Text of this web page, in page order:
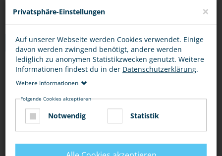
TIPPS
VORSICHT BEI GRATISANGEBOTEN ONLINE-SHOPS
Bei scheinbar kostenlosen Angeboten, die sofort
eine Registrierung erfordern, solltest du stutzig
werden. Oft sind sie nicht wirklich kostenlos.
Grundsätzlich solltest du misstrauisch sein bei
Privatsphäre-Einstellungen ×
Auf unserer Webseite werden Cookies verwendet. Einige
davon werden zwingend benötigt, andere werden
lediglich zu anonymen Statistikzwecken genutzt. Weitere
Informationen findest du in der Datenschutzerklärung.
Weitere Informationen
Folgende Cookies akzeptieren
Notwendig Statistik